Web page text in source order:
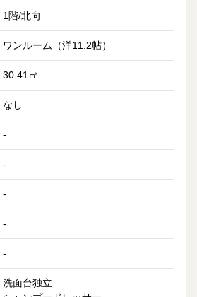
1階/北向
ワンルーム（洋11.2帖）
30.41㎡
なし
-
-
-
-
-
洗面台独立